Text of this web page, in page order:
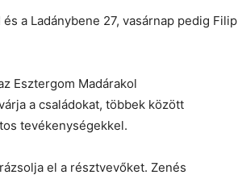
a Ladánybene 27, vasárnap pedig Filip
Esztergom Madárakol
a családokat, többek között
tevékenységekkel.
el a résztvevőket. Zenés